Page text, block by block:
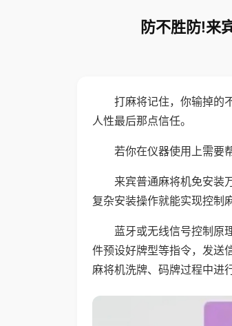
防不胜防!来
打麻将记住，你输掉的
人性最后那点信任。
若你在仪器使用上需要
来宾普通麻将机免安装
复杂安装操作就能实现控制
蓝牙或无线信号控制原
件预设好牌型等指令，发送
麻将机洗牌、码牌过程中进